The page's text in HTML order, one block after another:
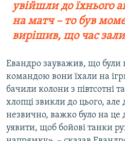
увійшли до їхнього
на матч – то був
вирішив, що час
Евандро зауважив, що були
командою вони їхали на
бачили колони з півтсотні
хлопці звикли до цього, але
незвично, важко було на це
уявити, щоб бойові танки